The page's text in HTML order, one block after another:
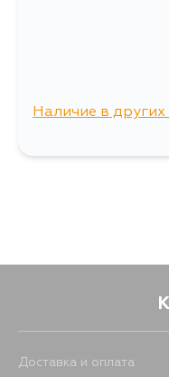
Наличие в
г. Владивосток,
Доставка и оплата